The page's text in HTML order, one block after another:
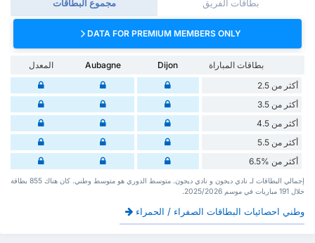
مجموع البطاقات بطاقات الفريق
DATA FOR PREMIUM MEMBERS ONLY
بطاقات المباراة Dijon
Aubagne
المعدل
أكثر من 2.5
أكثر من 3.5
أكثر من 4.5
أكثر من 5.5
أكثر من %6.5
إجمالي البطاقات لـ نادي ديجون و نادي ديجون. متوسط الدوري هو متوسط وطني. كان هناك 855 بطاقة
‏خلال 191 مباريات في موسم 2025/2026.
وطني احصائيات البطاقات الصفراء / الحمراء